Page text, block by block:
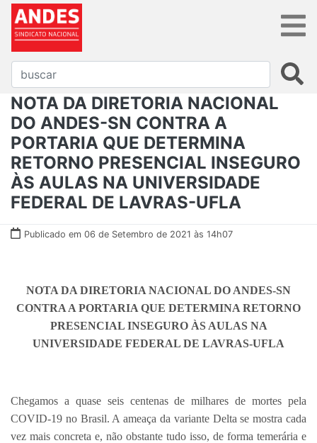
NOTA DA DIRETORIA NACIONAL
DO ANDES-SN CONTRA A
PORTARIA QUE DETERMINA
RETORNO PRESENCIAL INSEGURO
ÀS AULAS NA UNIVERSIDADE
FEDERAL DE LAVRAS-UFLA
Publicado em 06 de Setembro de 2021 às 14h07
NOTA DA DIRETORIA NACIONAL DO ANDES-SN
CONTRA A PORTARIA QUE DETERMINA RETORNO
PRESENCIAL INSEGURO ÀS AULAS NA
UNIVERSIDADE FEDERAL DE LAVRAS-UFLA
Chegamos a quase seis centenas de milhares de mortes pela
COVID-19 no Brasil. A ameaça da variante Delta se mostra cada
vez mais concreta e, não obstante tudo isso, de forma temerária e